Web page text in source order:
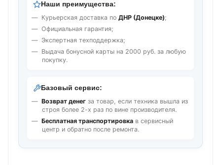
Наши преимущества:
Курьерская доставка по ДНР (Донецке);
Официальная гарантия;
Экспертная техподдержка;
Выдача бонусной карты на 2000 руб. за любую
покупку.
Базовый сервис:
Возврат денег за товар, если техника вышла из
строя более 2-х раз по вине производителя.
Бесплатная транспортировка в сервисный
центр и обратно после ремонта.